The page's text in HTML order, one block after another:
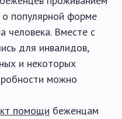
о популярной форме
человека. Вместе с
для инвалидов,
и некоторых
можно
помощи беженцам